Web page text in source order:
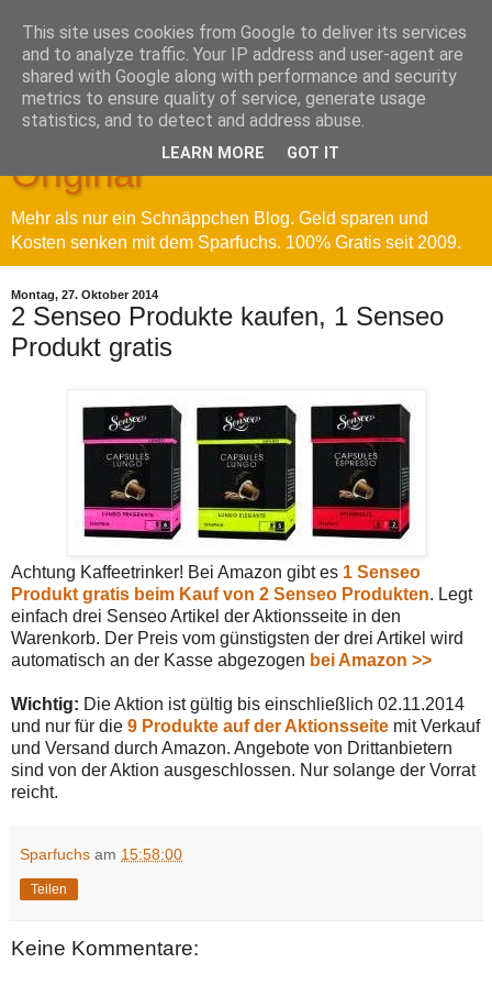
Sparfuchs' Blog - Das
Original
Mehr als nur ein Schnäppchen Blog. Geld sparen und
Kosten senken mit dem Sparfuchs. 100% Gratis seit 2009.
Montag, 27. Oktober 2014
2 Senseo Produkte kaufen, 1 Senseo
Produkt gratis
Achtung Kaffeetrinker! Bei Amazon gibt es 1 Senseo
Produkt gratis beim Kauf von 2 Senseo Produkten. Legt
einfach drei Senseo Artikel der Aktionsseite in den
Warenkorb. Der Preis vom günstigsten der drei Artikel wird
automatisch an der Kasse abgezogen bei Amazon >>
Wichtig: Die Aktion ist gültig bis einschließlich 02.11.2014
und nur für die 9 Produkte auf der Aktionsseite mit Verkauf
und Versand durch Amazon. Angebote von Drittanbietern
sind von der Aktion ausgeschlossen. Nur solange der Vorrat
reicht.
Sparfuchs am 15:58:00
Teilen
Keine Kommentare:
This site uses cookies from Google to deliver its services
and to analyze traffic. Your IP address and user-agent are
shared with Google along with performance and security
metrics to ensure quality of service, generate usage
statistics, and to detect and address abuse.
LEARN MORE GOT IT